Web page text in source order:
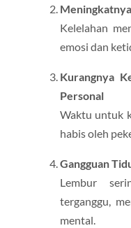
Kelelahan
emosi dan
Kurangnya
Personal
Waktu untuk
habis oleh
Gangguan
Lembur
terganggu,
mental.